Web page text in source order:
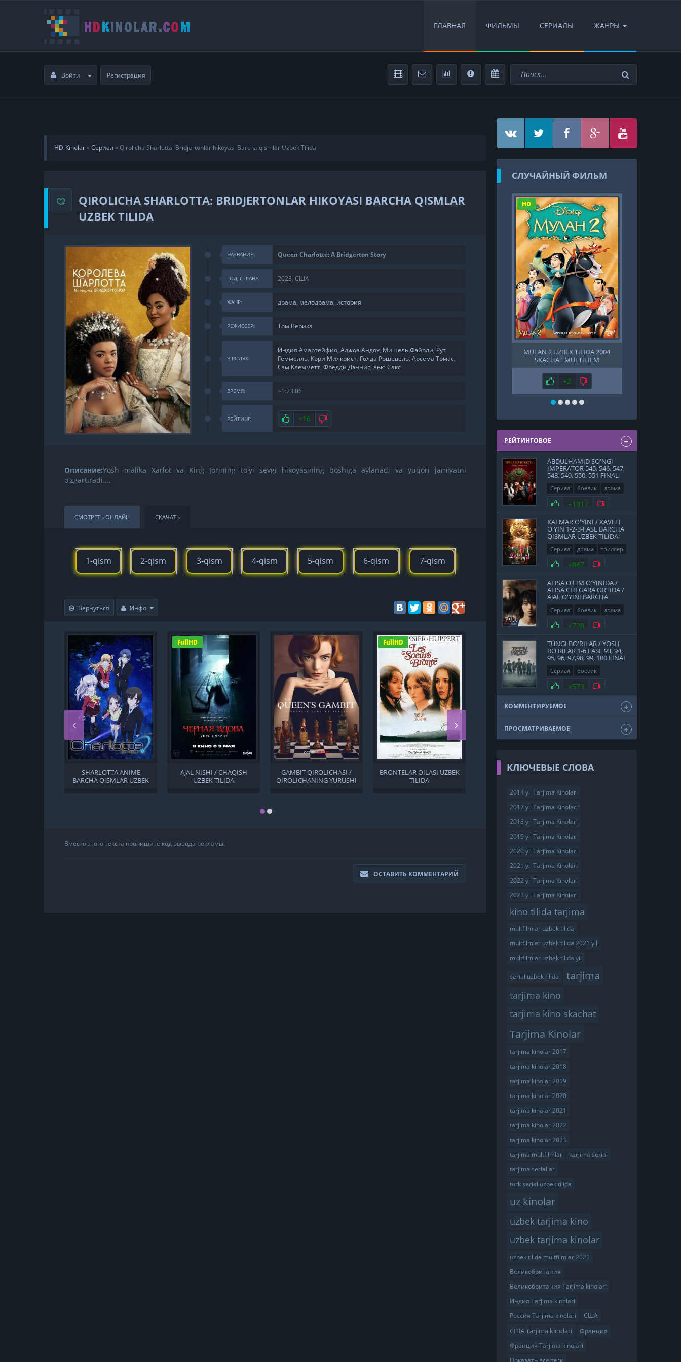
ГЛАВНАЯ ФИЛЬМЫ СЕРИАЛЫ ЖАНРЫ
Войти Регистрация
HD-Kinolar»Сериал »Qirolicha Sharlotta: Bridjertonlar hikoyasi Barcha qismlar Uzbek Tilida
QIROLICHA SHARLOTTA: BRIDJERTONLAR HIKOYASI BARCHA QISMLAR
UZBEK TILIDA
НАЗВАНИЕ: Queen Charlotte: A Bridgerton Story
ГОД, СТРАНА: 2023, США
ЖАНР: драма, мелодрама, история
РЕЖИССЕР: Том Верика
В РОЛЯХ:
Индия Амартейфио, Аджоа Андох, Мишель Фэйрли, Рут
Геммелль, Кори Милкрист, Голда Рошевель, Арсема Томас,
Сэм Клемметт, Фредди Дэннис, Хью Сакс
ВРЕМЯ: ~1:23:06
РЕЙТИНГ: Нравится
+16 Не нравится
Описание:Yosh malika Xarlot va King Jorjning to'yi sevgi hikoyasining boshiga aylanadi va yuqori jamiyatni
o'zgartiradi....
СМОТРЕТЬ ОНЛАЙН СКАЧАТЬ
1-qism 2-qism 3-qism 4-qism 5-qism 6-qism 7-qism
Вернуться Инфо
SHARLOTTA ANIME
BARCHA QISMLAR UZBEK
FullHD
AJAL NISHI / CHAQISH
UZBEK TILIDA
GAMBIT QIROLICHASI /
QIROLICHANING YURUSHI
FullHD
BRONTELAR OILASI UZBEK
TILIDA
FullHD
O'JAR QAYNONA /
BO'LSA... UZBEK TILIDA
Вместо этого текста пропишите код вывода рекламы.
ОСТАВИТЬ КОММЕНТАРИЙ
СЛУЧАЙНЫЙ ФИЛЬМ
HD
MULAN 2 UZBEK TILIDA 2004
SKACHAT MULTIFILM
Нравится
+2 Не нравится
РЕЙТИНГОВОЕ
ABDULHAMID SO'NGI
IMPERATOR 545, 546, 547,
548, 549, 550, 551 FINAL
QISMLAR UZBEK TILIDA
Сериал боевик
драма
история
2017
Нравится
+1017 Не нравится
KALMAR O'YINI / XAVFLI
O'YIN 1-2-3-FASL BARCHA
QISMLAR UZBEK TILIDA
Сериал драма
триллер
2021
Нравится
+847 Не нравится
ALISA O'LIM O'YINIDA /
ALISA CHEGARA ORTIDA /
AJAL O'YINI BARCHA
QISMLAR UZBEK TILIDA
Сериал боевик
драма
фантастика
Япония
Нравится
+728 Не нравится
TUNGI BO'RILAR / YOSH
BO'RILAR 1-6 FASL 93, 94,
95, 96, 97,98, 99, 100 FINAL
QISMLAR UZBEK TILIDA
Сериал
боевик
мелодрама
драма
2011
Нравится
+573 Не нравится
КОММЕНТИРУЕМОЕ
ПРОСМАТРИВАЕМОЕ
КЛЮЧЕВЫЕ СЛОВА
2014 yil Tarjima Kinolari
2017 yil Tarjima Kinolari
2018 yil Tarjima Kinolari
2019 yil Tarjima Kinolari
2020 yil Tarjima Kinolari
2021 yil Tarjima Kinolari
2022 yil Tarjima Kinolari
2023 yil Tarjima Kinolari
kino tilida tarjima
multfilmlar uzbek tilida
multfilmlar uzbek tilida 2021 yil
multfilmlar uzbek tilida yil
serial uzbek tilida tarjima
tarjima kino
tarjima kino skachat
Tarjima Kinolar
tarjima kinolar 2017
tarjima kinolar 2018
tarjima kinolar 2019
tarjima kinolar 2020
tarjima kinolar 2021
tarjima kinolar 2022
tarjima kinolar 2023
tarjima multfilmlar
tarjima serial
tarjima seriallar
turk serial uzbek tilida
uz kinolar
uzbek tarjima kino
uzbek tarjima kinolar
uzbek tilida multfilmlar 2021
Великобритания
Великобритания Tarjima kinolari
Индия Tarjima kinolari
Россия Tarjima kinolari
США
США Tarjima kinolari
Франция
Франция Tarjima kinolari
Показать все теги